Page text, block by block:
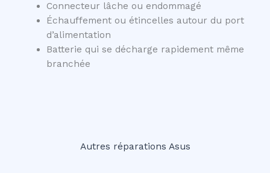
Connecteur lâche ou endommagé
Échauffement ou étincelles autour du port
d’alimentation
Batterie qui se décharge rapidement même
branchée
Autres réparations Asus